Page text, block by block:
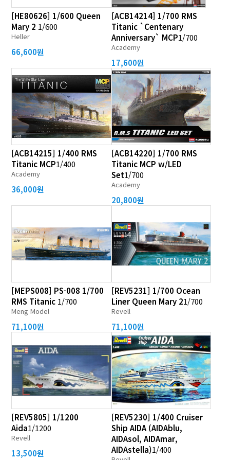
[HE80626] 1/600 Queen
Mary 2 1/600
Heller
66,600원
[ACB14214] 1/700 RMS
Titanic `Centenary
Anniversary` MCP1/700
Academy
17,600원
[ACB14215] 1/400 RMS
Titanic MCP1/400
Academy
36,000원
[ACB14220] 1/700 RMS
Titanic MCP w/LED
Set1/700
Academy
20,800원
[MEPS008] PS-008 1/700
RMS Titanic 1/700
Meng Model
71,100원
[REV5231] 1/700 Ocean
Liner Queen Mary 21/700
Revell
71,100원
[REV5805] 1/1200
Aida1/1200
Revell
13,500원
[REV5230] 1/400 Cruiser
Ship AIDA (AIDAblu,
AIDAsol, AIDAmar,
AIDAstella)1/400